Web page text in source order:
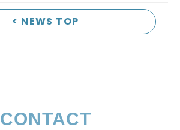
< NEWS TOP
CONTACT